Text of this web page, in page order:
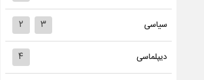
سیاسی ۲ ۳
دیپلماسی ۴